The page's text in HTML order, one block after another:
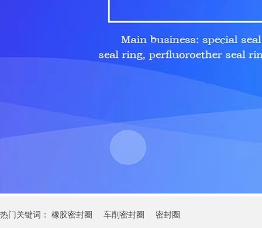
热门关键词： 橡胶密封圈 车削密封圈 密封圈